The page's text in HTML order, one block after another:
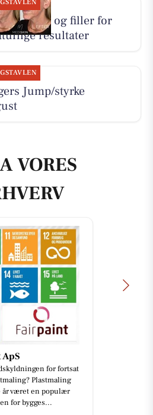
botox og filler for
resultater
Jump/styrke
VORES
for fortsat
Plastmaling
år været en populær
for bygges...